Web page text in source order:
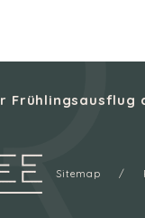
Frühlingsausflug
Sitemap